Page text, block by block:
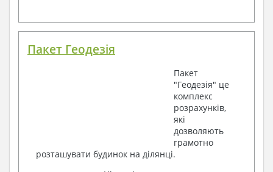
Пакет Геодезія
Пакет
"Геодезія" це
комплекс
розрахунків,
які
дозволяють
грамотно
розташувати будинок на ділянці.